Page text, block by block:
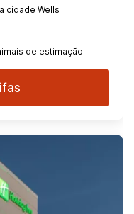
cidade Wells
de estimação